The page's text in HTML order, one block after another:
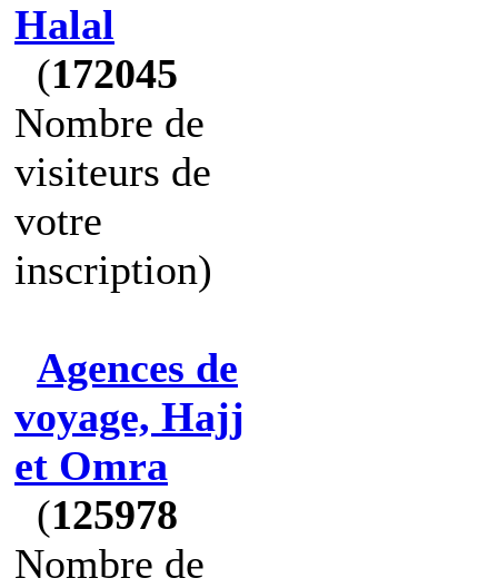
Halal
(172045
Nombre de
visiteurs de
votre
inscription)
Agences de
voyage, Hajj
et Omra
(125978
Nombre de